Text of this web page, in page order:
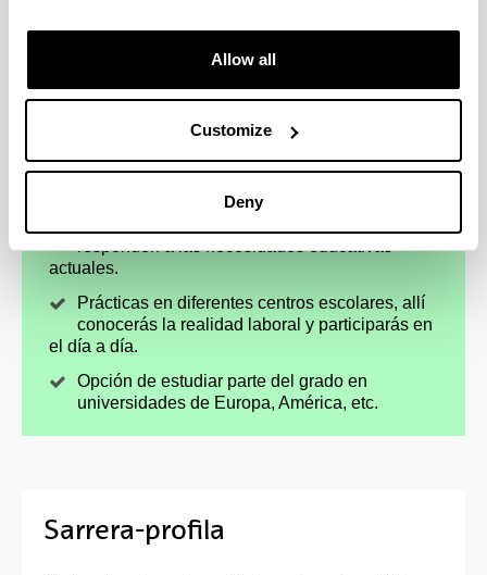
Allow all
Customize
Deny
4 razones para elegir este grado
tecnología, educación física, expresión plástica
responden a las necesidades educativas
actuales.
Prácticas en diferentes centros escolares, allí
conocerás la realidad laboral y participarás en
el día a día.
Opción de estudiar parte del grado en
universidades de Europa, América, etc.
Sarrera-profila